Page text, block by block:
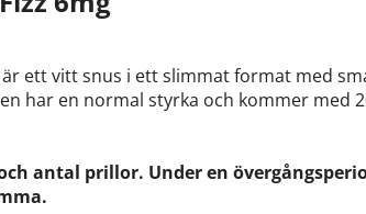
är ett vitt snus i ett slimmat format med
har en normal styrka och kommer med
antal prillor. Under en